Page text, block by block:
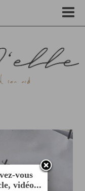
vous
vidéo...